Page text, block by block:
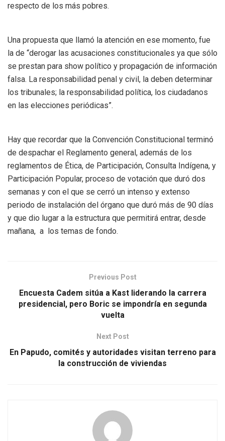
respecto de los más pobres.
Una propuesta que llamó la atención en ese momento, fue
la de “derogar las acusaciones constitucionales ya que sólo
se prestan para show político y propagación de información
falsa. La responsabilidad penal y civil, la deben determinar
los tribunales; la responsabilidad política, los ciudadanos
en las elecciones periódicas”.
Hay que recordar que la Convención Constitucional terminó
de despachar el Reglamento general, además de los
reglamentos de Ética, de Participación, Consulta Indígena, y
Participación Popular, proceso de votación que duró dos
semanas y con el que se cerró un intenso y extenso
periodo de instalación del órgano que duró más de 90 días
y que dio lugar a la estructura que permitirá entrar, desde
mañana, a los temas de fondo.
Previous Post
Encuesta Cadem sitúa a Kast liderando la carrera
presidencial, pero Boric se impondría en segunda
vuelta
Next Post
En Papudo, comités y autoridades visitan terreno para
la construcción de viviendas